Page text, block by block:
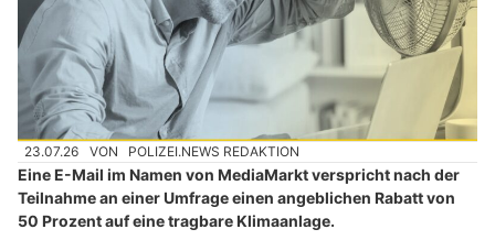
23.07.26 VON POLIZEI.NEWS REDAKTION
Eine E-Mail im Namen von MediaMarkt verspricht nach der
Teilnahme an einer Umfrage einen angeblichen Rabatt von
50 Prozent auf eine tragbare Klimaanlage.